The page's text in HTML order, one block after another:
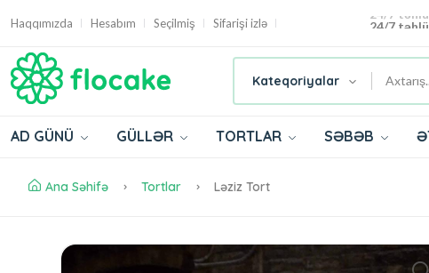
Haqqımızda Hesabım Seçilmiş Sifarişi izlə 24/7
Kateqoriyalar
AD GÜNÜ GÜLLƏR TORTLAR SƏBƏB
Ana Səhifə Tortlar Ləziz Tort